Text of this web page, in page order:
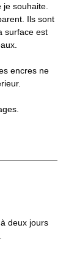
souhaite.
Ils sont
surface est
encres ne
deux jours